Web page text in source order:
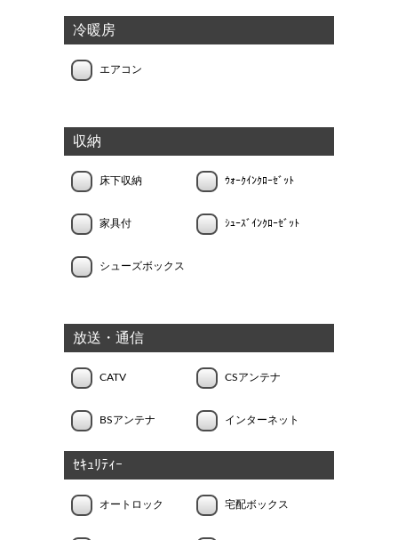
冷暖房
エアコン
収納
床下収納 ｳｫｰｸｲﾝｸﾛｰｾﾞｯﾄ
家具付 ｼｭｰｽﾞｲﾝｸﾛｰｾﾞｯﾄ
シューズボックス
放送・通信
CATV CSアンテナ
BSアンテナ インターネット
ｾｷｭﾘﾃｨｰ
オートロック 宅配ボックス